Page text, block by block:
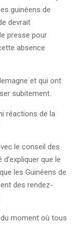
guinéens de
devrait
presse pour
absence
et qui ont
subitement.
réactions de la
le conseil des
que le
les Guinéens de
des rendez-
moment où tous